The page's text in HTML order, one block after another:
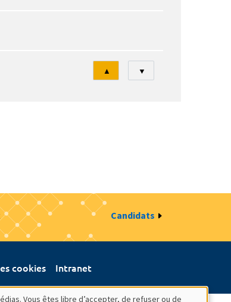
Tri
▲ ▼
Candidats
cookies Intranet
Vous êtes libre d’accepter, de refuser ou de